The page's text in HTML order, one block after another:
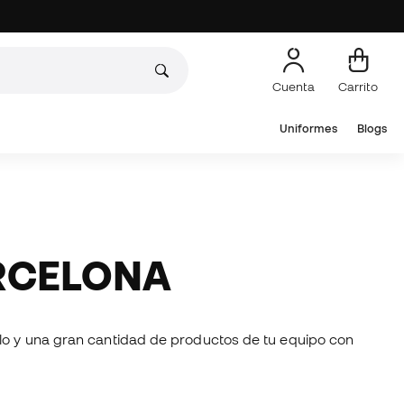
Cuenta Carrito
Uniformes Blogs
y una gran cantidad de productos de tu equipo con